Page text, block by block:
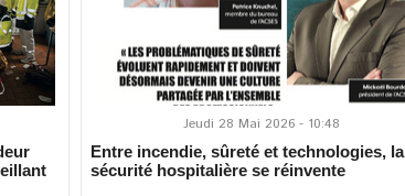
Jeudi 28 Mai 2026 - 10:48
Entre incendie, sûreté et technologies, la
sécurité hospitalière se réinvente